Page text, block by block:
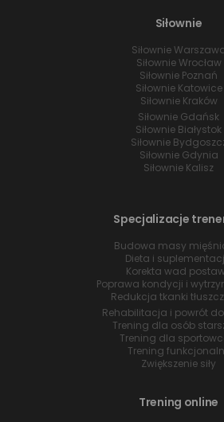
Siłownie
Siłownie
Siłownie Wrocław
Siłownie Poznań
Siłownie Katowice
Siłownie Kraków
Siłownie Gdańsk
Siłownie Białystok
Siłownie
Siłownie Gdynia
Siłownie Kalisz
Specjalizacje
Budowa masy
Dieta i
Korekta wad
Poprawa kondycji i
Redukcja tkanki
Rehabilitacja i powrót
Trening dla osób
Trening dla
Trening
Zwiększenie siły
Trening online